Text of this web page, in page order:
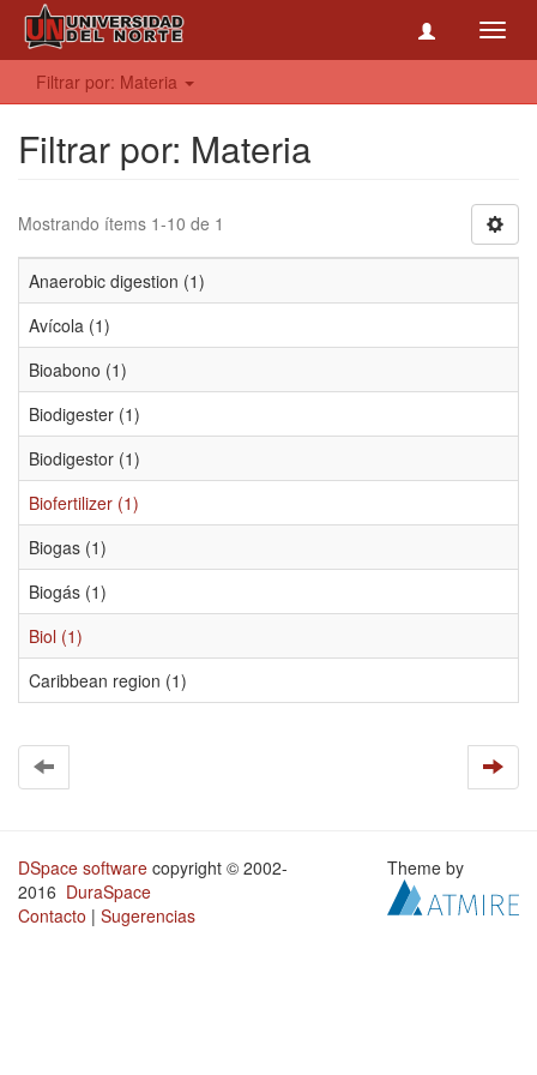
Filtrar por: Materia
Filtrar por: Materia
Mostrando ítems 1-10 de 1
Anaerobic digestion (1)
Avícola (1)
Bioabono (1)
Biodigester (1)
Biodigestor (1)
Biofertilizer (1)
Biogas (1)
Biogás (1)
Biol (1)
Caribbean region (1)
DSpace software copyright © 2002-
2016 DuraSpace
Contacto | Sugerencias
Theme by